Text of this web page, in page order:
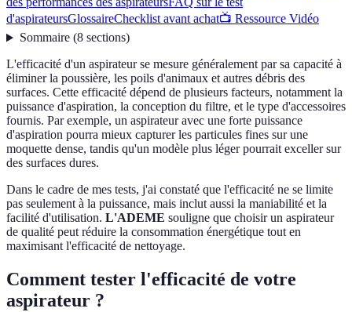
d'aspirateursGlossaireChecklist avant achat📺 Ressource Vidéo
Sommaire(8 sections)
L'efficacité d'un aspirateur se mesure généralement par sa capacité à
éliminer la poussière, les poils d'animaux et autres débris des
surfaces. Cette efficacité dépend de plusieurs facteurs, notamment la
puissance d'aspiration, la conception du filtre, et le type d'accessoires
fournis. Par exemple, un aspirateur avec une forte puissance
d'aspiration pourra mieux capturer les particules fines sur une
moquette dense, tandis qu'un modèle plus léger pourrait exceller sur
des surfaces dures.
Dans le cadre de mes tests, j'ai constaté que l'efficacité ne se limite
pas seulement à la puissance, mais inclut aussi la maniabilité et la
facilité d'utilisation. L'ADEME souligne que choisir un aspirateur
de qualité peut réduire la consommation énergétique tout en
maximisant l'efficacité de nettoyage.
Comment tester l'efficacité de votre
aspirateur ?